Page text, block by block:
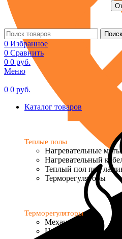
Поиск
0 Избранное
0 Сравнить
0 0 руб.
Меню
0 0 руб.
Каталог товаров
Теплые полы
Нагревательные маты
Нагревательный
Теплый пол под
Терморегуляторы
Терморегуляторы
Механические
Цифровые